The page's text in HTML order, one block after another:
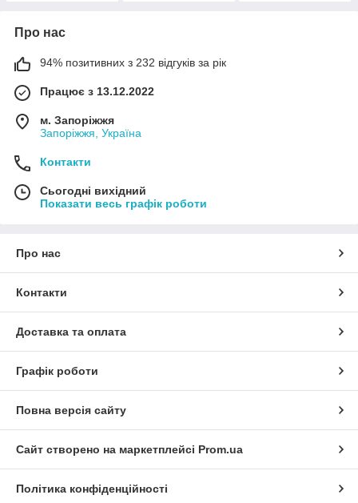
Про нас
94% позитивних з 232 відгуків за рік
Працює з 13.12.2022
м. Запоріжжя
Запоріжжя, Україна
Контакти
Сьогодні вихідний
Показати весь графік роботи
Про нас
Контакти
Доставка та оплата
Графік роботи
Повна версія сайту
Сайт створено на маркетплейсі Prom.ua
Політика конфіденційності